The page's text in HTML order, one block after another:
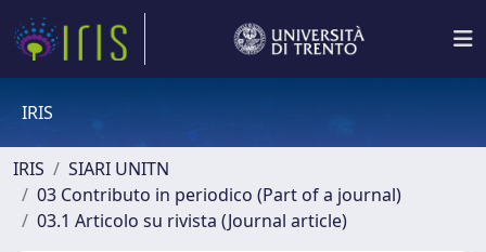
IRIS
IRIS
SIARI UNITN
03 Contributo in periodico (Part of a journal)
03.1 Articolo su rivista (Journal article)